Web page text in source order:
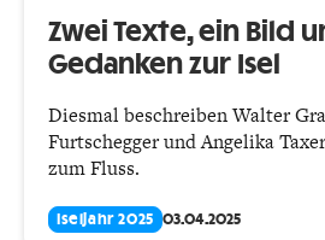
Zwei Texte, ein Bild
Gedanken zur Isel
Diesmal beschreiben Walter
Furtschegger und Angelika
zum Fluss.
Iseljahr 2025 03.04.2025